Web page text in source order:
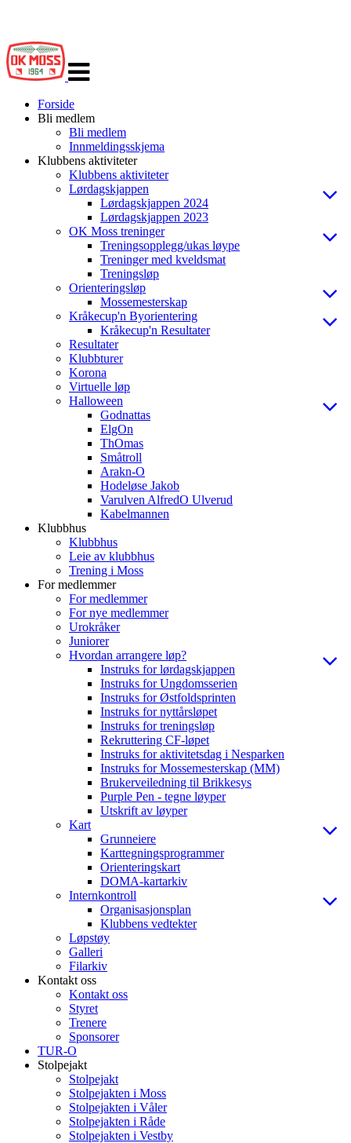
navigasjon
Forside
Bli medlem
Bli medlem
Innmeldingsskjema
Klubbens aktiviteter
Klubbens aktiviteter
Lørdagskjappen
Lørdagskjappen 2024
Lørdagskjappen 2023
OK Moss treninger
Treningsopplegg/ukas løype
Treninger med kveldsmat
Treningsløp
Orienteringsløp
Mossemesterskap
Kråkecup'n Byorientering
Kråkecup'n Resultater
Resultater
Klubbturer
Korona
Virtuelle løp
Halloween
Godnattas
ElgOn
ThOmas
Småtroll
Arakn-O
Hodeløse Jakob
Varulven AlfredO Ulverud
Kabelmannen
Klubbhus
Klubbhus
Leie av klubbhus
Trening i Moss
For medlemmer
For medlemmer
For nye medlemmer
Urokråker
Juniorer
Hvordan arrangere løp?
Instruks for lørdagskjappen
Instruks for Ungdomsserien
Instruks for Østfoldsprinten
Instruks for nyttårsløpet
Instruks for treningsløp
Rekruttering CF-løpet
Instruks for aktivitetsdag i Nesparken
Instruks for Mossemesterskap (MM)
Brukerveiledning til Brikkesys
Purple Pen - tegne løyper
Utskrift av løyper
Kart
Grunneiere
Karttegningsprogrammer
Orienteringskart
DOMA-kartarkiv
Internkontroll
Organisasjonsplan
Klubbens vedtekter
Løpstøy
Galleri
Filarkiv
Kontakt oss
Kontakt oss
Styret
Trenere
Sponsorer
TUR-O
Stolpejakt
Stolpejakt
Stolpejakten i Moss
Stolpejakten i Våler
Stolpejakten i Råde
Stolpejakten i Vestby